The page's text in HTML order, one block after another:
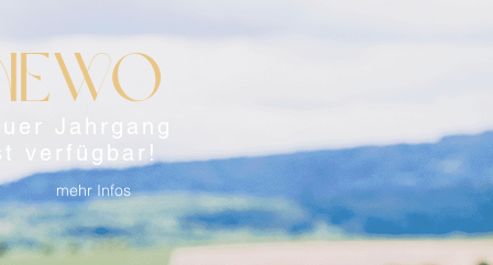
Jahrgang
verfügbar!
mehr Infos